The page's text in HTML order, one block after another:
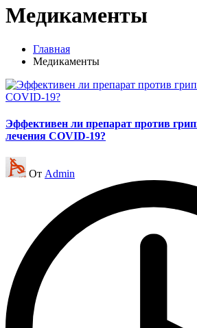
Медикаменты
Главная
Медикаменты
Эффективен ли препарат против
лечения COVID-19?
Запись
от
От Admin